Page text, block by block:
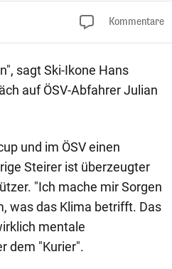
Kommentare
sagt Ski-Ikone Hans
auf ÖSV-Abfahrer Julian
und im ÖSV einen
Steirer ist überzeugter
"Ich mache mir Sorgen
was das Klima betrifft. Das
mentale
dem "Kurier".